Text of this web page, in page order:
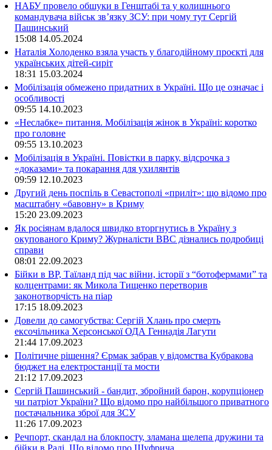
НАБУ провело обшуки в Генштабі та у колишнього
командувача військ зв’язку ЗСУ: при чому тут Сергій
Пашинський
15:08 14.05.2024
Наталія Холоденко взяла участь у благодійному проєкті для
українських дітей-сиріт
18:31 15.03.2024
Мобілізація обмежено придатних в Україні. Що це означає і
особливості
09:55 14.10.2023
«Неслабке» питання. Мобілізація жінок в Україні: коротко
про головне
09:55 13.10.2023
Мобілізація в Україні. Повістки в парку, відсрочка з
«доказами» та покарання для ухилянтів
09:59 12.10.2023
Другий день поспіль в Севастополі «приліт»: що відомо про
масштабну «бавовну» в Криму
15:20 23.09.2023
Як росіянам вдалося швидко вторгнутись в Україну з
окупованого Криму? Журналісти ВВС дізнались подробиці
справи
08:01 22.09.2023
Бійки в ВР, Таїланд під час війни, історії з “ботофермами” та
колцентрами: як Микола Тищенко перетворив
законотворчість на піар
17:15 18.09.2023
Довели до самогубства: Сергій Хлань про смерть
ексочільника Херсонської ОДА Геннадія Лагути
21:44 17.09.2023
Політичне рішення? Єрмак забрав у відомства Кубракова
бюджет на електростанції та мости
21:12 17.09.2023
Сергій Пашинський - бандит, збройний барон, корупціонер
чи патріот України? Що відомо про найбільшого приватного
постачальника зброї для ЗСУ
11:26 17.09.2023
Речпорт, скандал на блокпосту, зламана щелепа дружини та